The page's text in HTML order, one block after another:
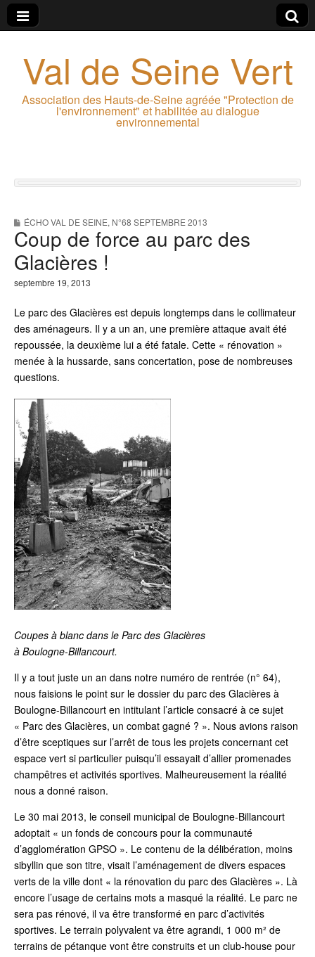
Val de Seine Vert
Association des Hauts-de-Seine agréée "Protection de
l'environnement" et habilitée au dialogue
environnemental
ÉCHO VAL DE SEINE, N°68 SEPTEMBRE 2013
Coup de force au parc des
Glacières !
septembre 19, 2013
Le parc des Glacières est depuis longtemps dans le collimateur
des aménageurs. Il y a un an, une première attaque avait été
repoussée, la deuxième lui a été fatale. Cette « rénovation »
menée à la hussarde, sans concertation, pose de nombreuses
questions.
Coupes à blanc dans le Parc des Glacières
à Boulogne-Billancourt.
Il y a tout juste un an dans notre numéro de rentrée (n° 64),
nous faisions le point sur le dossier du parc des Glacières à
Boulogne-Billancourt en intitulant l’article consacré à ce sujet
« Parc des Glacières, un combat gagné ? ». Nous avions raison
d’être sceptiques sur l’arrêt de tous les projets concernant cet
espace vert si particulier puisqu’il essayait d’allier promenades
champêtres et activités sportives. Malheureusement la réalité
nous a donné raison.
Le 30 mai 2013, le conseil municipal de Boulogne-Billancourt
adoptait « un fonds de concours pour la communauté
d’agglomération GPSO ». Le contenu de la délibération, moins
sibyllin que son titre, visait l’aménagement de divers espaces
verts de la ville dont « la rénovation du parc des Glacières ». Là
encore l’usage de certains mots a masqué la réalité. Le parc ne
sera pas rénové, il va être transformé en parc d’activités
sportives. Le terrain polyvalent va être agrandi, 1 000 m² de
terrains de pétanque vont être construits et un club-house pour